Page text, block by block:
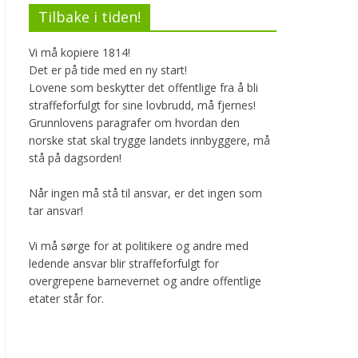
Tilbake i tiden!
Vi må kopiere 1814!
Det er på tide med en ny start!
Lovene som beskytter det offentlige fra å bli
straffeforfulgt for sine lovbrudd, må fjernes!
Grunnlovens paragrafer om hvordan den
norske stat skal trygge landets innbyggere, må
stå på dagsorden!
Når ingen må stå til ansvar, er det ingen som
tar ansvar!
Vi må sørge for at politikere og andre med
ledende ansvar blir straffeforfulgt for
overgrepene barnevernet og andre offentlige
etater står for.